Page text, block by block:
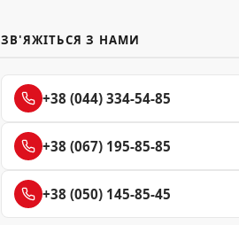
ЗВ'ЯЖІТЬСЯ З НАМИ
+38 (044) 334-54-85
+38 (067) 195-85-85
+38 (050) 145-85-45